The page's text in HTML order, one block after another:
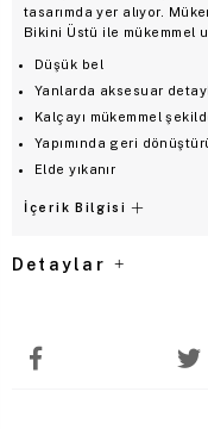
tasarımda yer alıyor.
Bikini Üstü ile mükemmel
Düşük bel
Yanlarda aksesuar
Kalçayı mükemmel
Yapımında geri
Elde yıkanır
İçerik Bilgisi
Detaylar